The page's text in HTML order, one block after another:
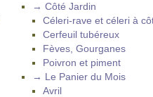
→ Côté Jardin
Céleri-rave et céleri à
Cerfeuil tubéreux
Fèves, Gourganes
Poivron et piment
→ Le Panier du Mois
Avril